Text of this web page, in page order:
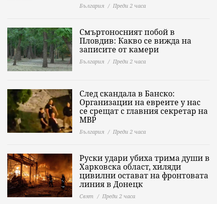
България Преди 2 часа
Смъртоносният побой в
Пловдив: Какво се вижда на
записите от камери
България Преди 2 часа
След скандала в Банско:
Организации на евреите у нас
се срещат с главния секретар на
МВР
България Преди 2 часа
Руски удари убиха трима души в
Харковска област, хиляди
цивилни остават на фронтовата
линия в Донецк
Свят Преди 2 часа